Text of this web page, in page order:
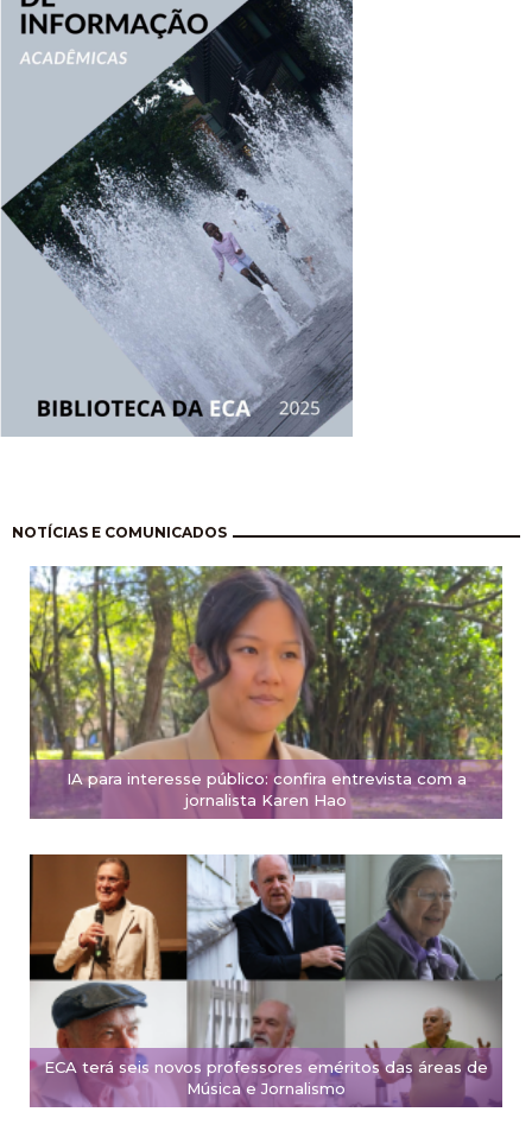
NOTÍCIAS E COMUNICADOS
IA para interesse público: confira entrevista com a
jornalista Karen Hao
ECA terá seis novos professores eméritos das áreas de
Música e Jornalismo
Paginación